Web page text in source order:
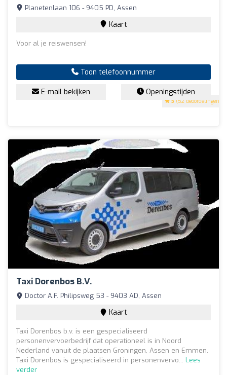
5 (52 beoordelingen)
Planetenlaan 106 - 9405 PD, Assen
Kaart
Voor al je reiswensen!
Toon telefoonnummer
E-mail bekijken Openingstijden
Taxi Dorenbos B.v.
Doctor A.F. Philipsweg 53 - 9403 AD, Assen
Kaart
Taxi Dorenbos b.v. is een gespecialiseerd
personenvervoerbedrijf dat operationeel is in Noord
Nederland vanuit de plaatsen Groningen, Assen en Emmen.
Taxi Dorenbos is gespecialiseerd in personenvervo... Lees
verder